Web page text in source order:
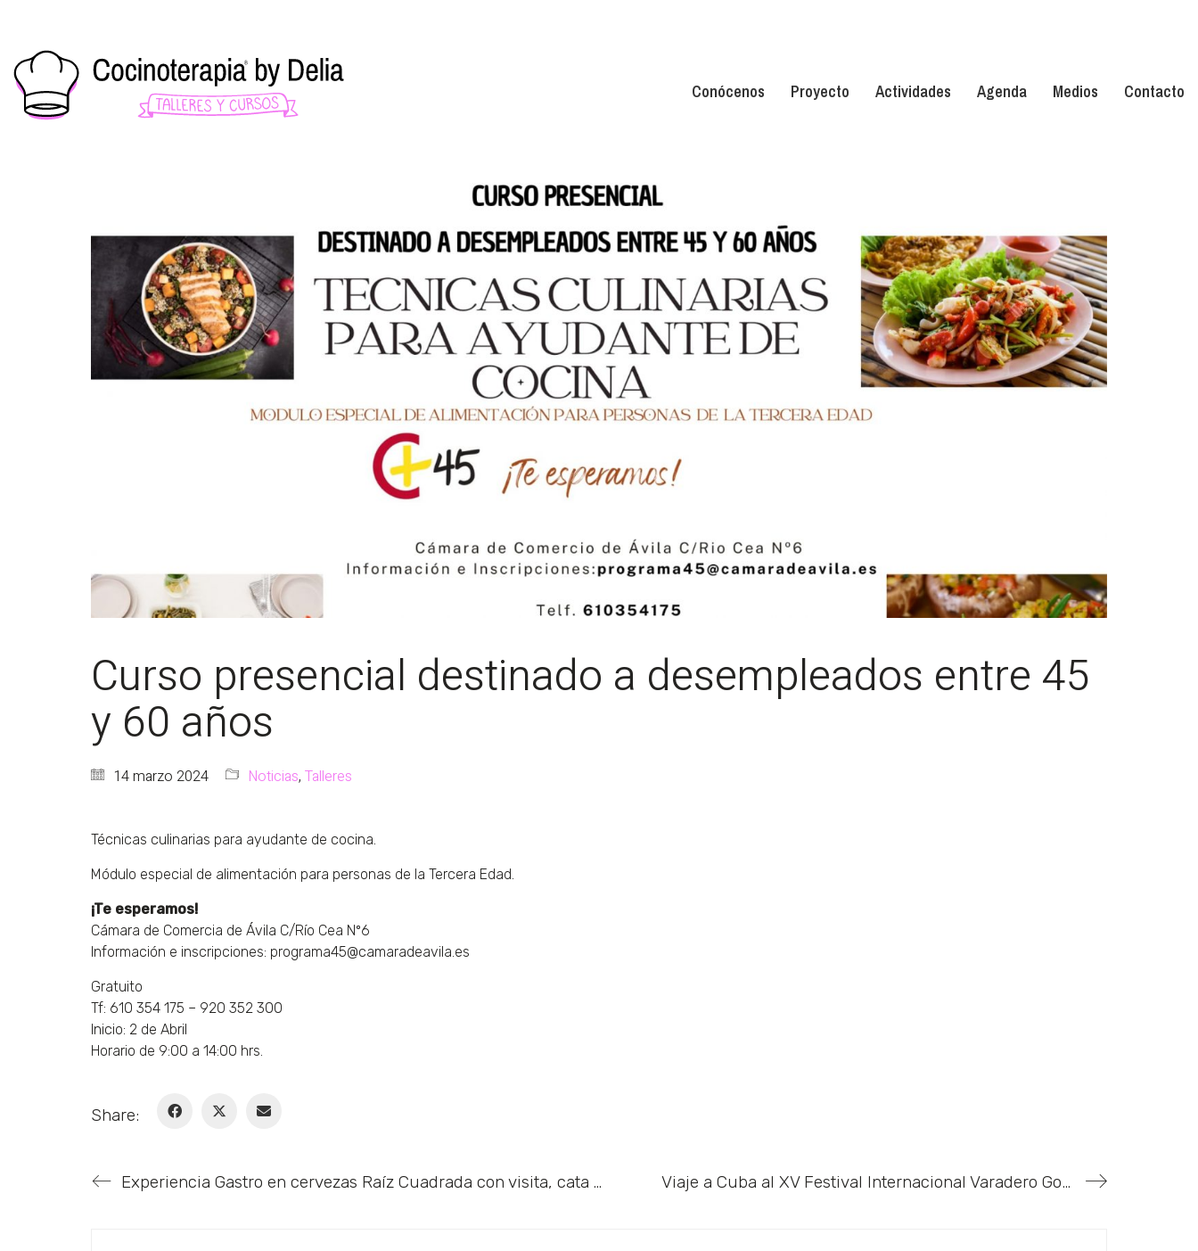
Conócenos Proyecto Actividades Agenda Medios Contacto
Curso presencial destinado a desempleados entre 45
y 60 años
14 marzo 2024 Noticias, Talleres
Técnicas culinarias para ayudante de cocina.
Módulo especial de alimentación para personas de la Tercera Edad.
¡Te esperamos!
Cámara de Comercia de Ávila C/Río Cea Nº6
Información e inscripciones: programa45@camaradeavila.es
Gratuito
Tf: 610 354 175 – 920 352 300
Inicio: 2 de Abril
Horario de 9:00 a 14:00 hrs.
Share:
Experiencia Gastro en cervezas Raíz Cuadrada con visita, cata y taller Viaje a Cuba al XV Festival Internacional Varadero Gourmet